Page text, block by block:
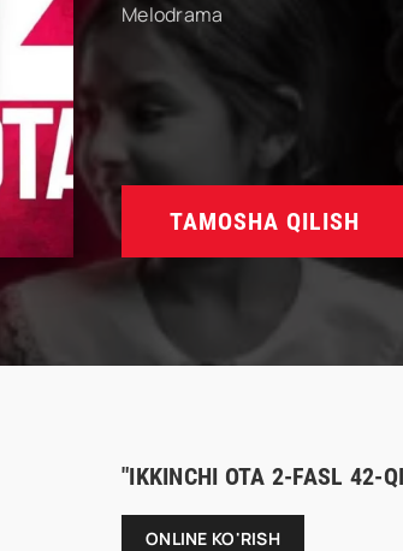
Melodrama
TAMOSHA QILISH
"IKKINCHI OTA 2-FASL 42-
ONLINE KO'RISH